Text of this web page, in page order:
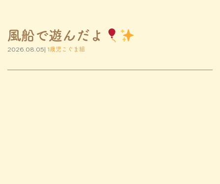
風船で遊んだよ
2026.08.05| 1歳児こぐま組